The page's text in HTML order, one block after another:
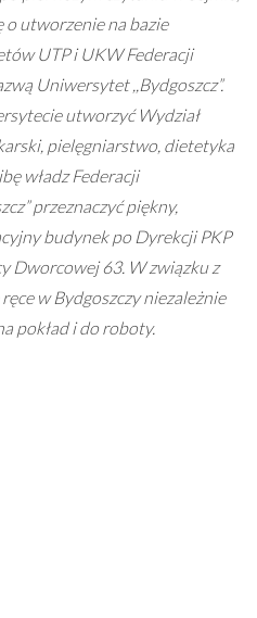
o utworzenie na bazie
UTP i UKW Federacji
Uniwersytet ,,Bydgoszcz”.
utworzyć Wydział
pielęgniarstwo, dietetyka
władz Federacji
przeznaczyć piękny,
budynek po Dyrekcji PKP
Dworcowej 63. W związku z
w Bydgoszczy niezależnie
pokład i do roboty.